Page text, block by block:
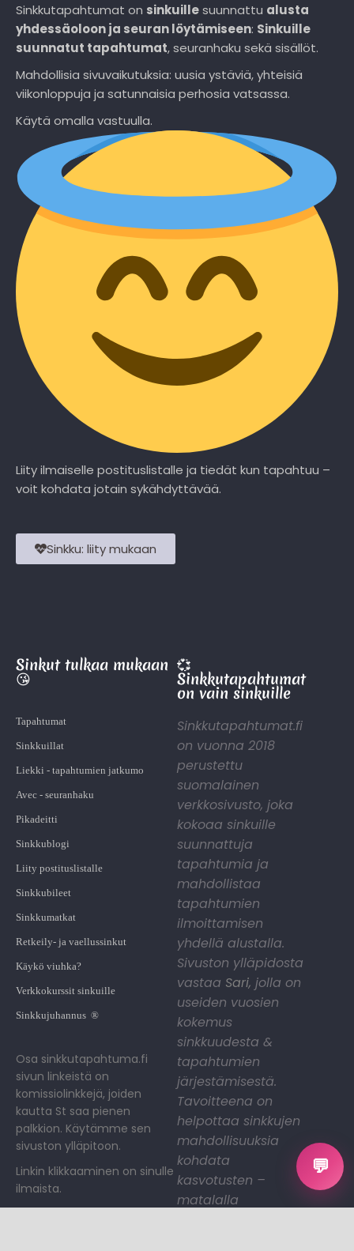
💬
Sinkkutapahtumat on sinkuillesuunnattu alusta
yhdessäoloon ja seuran löytämiseen: Sinkuille
suunnatut tapahtumat, seuranhaku sekä sisällöt.
Mahdollisia sivuvaikutuksia: uusia ystäviä, yhteisiä
viikonloppuja ja satunnaisia perhosia vatsassa.
Käytä omalla vastuulla.
Liity ilmaiselle postituslistalle ja tiedät kun tapahtuu –
voit kohdata jotain sykähdyttävää.
Sinkku: liity mukaan
Sinkut tulkaa mukaan
😘
Tapahtumat
Sinkkuillat
Liekki - tapahtumien jatkumo
Avec - seuranhaku
Pikadeitti
Sinkkublogi
Liity postituslistalle
Sinkkubileet
Sinkkumatkat
Retkeily- ja vaellussinkut
Käykö viuhka?
Verkkokurssit sinkuille
Sinkkujuhannus ®
Osa sinkkutapahtuma.fi
sivun linkeistä on
komissiolinkkejä, joiden
kautta St saa pienen
palkkion. Käytämme sen
sivuston ylläpitoon.
Linkin klikkaaminen on sinulle
ilmaista.
💞
Sinkkutapahtumat
on vain sinkuille
Sinkkutapahtumat.fi
on vuonna 2018
perustettu
suomalainen
verkkosivusto, joka
kokoaa sinkuille
suunnattuja
tapahtumia ja
mahdollistaa
tapahtumien
ilmoittamisen
yhdellä alustalla.
Sivuston ylläpidosta
vastaa Sari, jolla on
useiden vuosien
kokemus
sinkkuudesta &
tapahtumien
järjestämisestä.
Tavoitteena on
helpottaa sinkkujen
mahdollisuuksia
kohdata
kasvotusten –
matalalla